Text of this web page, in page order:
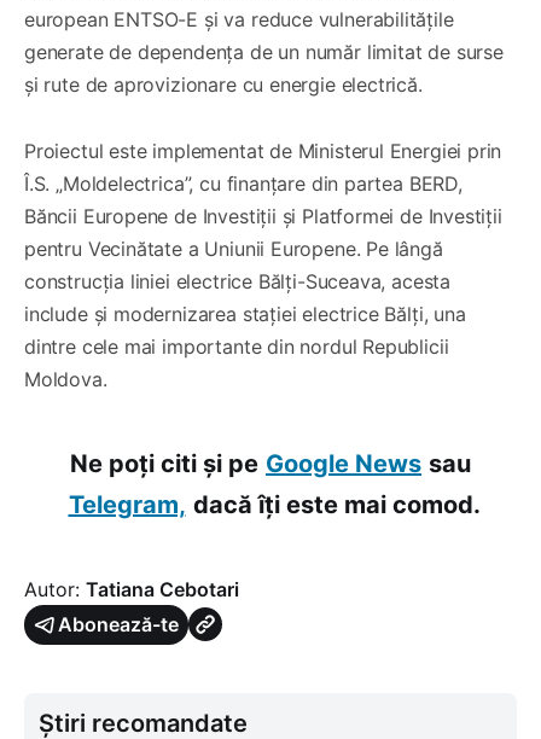
european ENTSO-E și va reduce vulnerabilitățile
generate de dependența de un număr limitat de surse
și rute de aprovizionare cu energie electrică.
Proiectul este implementat de Ministerul Energiei prin
Î.S. „Moldelectrica”, cu finanțare din partea BERD,
Băncii Europene de Investiții și Platformei de Investiții
pentru Vecinătate a Uniunii Europene. Pe lângă
construcția liniei electrice Bălți-Suceava, acesta
include și modernizarea stației electrice Bălți, una
dintre cele mai importante din nordul Republicii
Moldova.
Ne poți citi și pe Google News sau
Telegram, dacă îți este mai comod.
Autor: Tatiana Cebotari
Abonează-te
Știri recomandate